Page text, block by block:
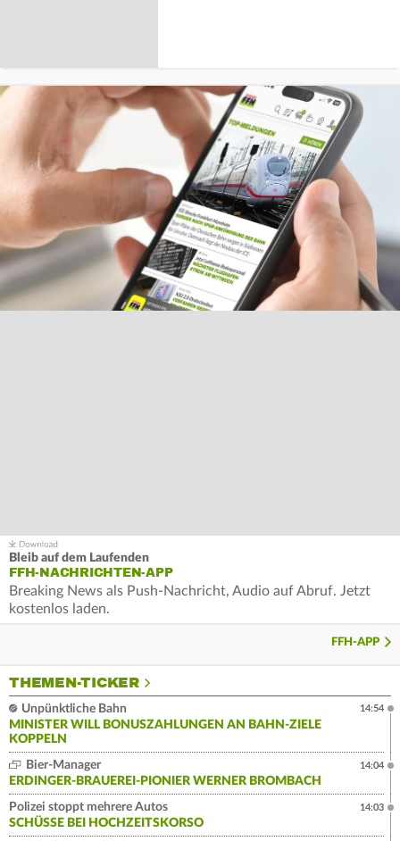
Bleib auf dem Laufenden
FFH-NACHRICHTEN-APP
Breaking News als Push-Nachricht, Audio auf Abruf. Jetzt
kostenlos laden.
FFH-APP
THEMEN-TICKER
Unpünktliche Bahn
MINISTER WILL BONUSZAHLUNGEN AN BAHN-ZIELE
KOPPELN
14:54
Bier-Manager
ERDINGER-BRAUEREI-PIONIER WERNER BROMBACH
14:04
Polizei stoppt mehrere Autos
SCHÜSSE BEI HOCHZEITSKORSO
14:03